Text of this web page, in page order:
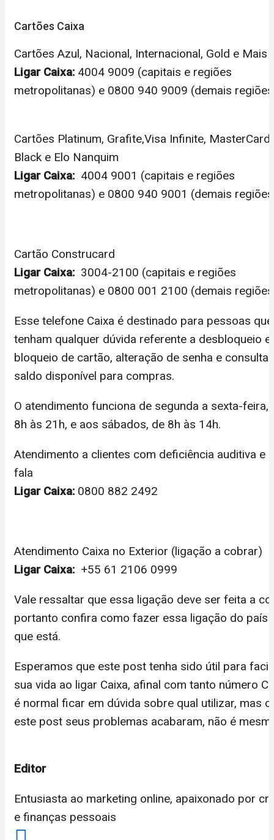
Cartões Caixa
Cartões Azul, Nacional, Internacional, Gold e Mais
Ligar Caixa: 4004 9009 (capitais e regiões
metropolitanas) e 0800 940 9009 (demais
Cartões Platinum, Grafite,Visa Infinite, MasterCard
Black e Elo Nanquim
Ligar Caixa: 4004 9001 (capitais e regiões
metropolitanas) e 0800 940 9001 (demais
Cartão Construcard
Ligar Caixa: 3004-2100 (capitais e regiões
metropolitanas) e 0800 001 2100 (demais
Esse telefone Caixa é destinado para pessoas que
tenham qualquer dúvida referente a desbloqueio e
bloqueio de cartão, alteração de senha e consulta
saldo disponível para compras.
O atendimento funciona de segunda a sexta-feira,
8h às 21h, e aos sábados, de 8h às 14h.
Atendimento a clientes com deficiência auditiva e
fala
Ligar Caixa: 0800 882 2492
Atendimento Caixa no Exterior (ligação a cobrar)
Ligar Caixa: +55 61 2106 0999
Vale ressaltar que essa ligação deve ser feita a
portanto confira como fazer essa ligação do país
que está.
Esperamos que este post tenha sido útil para
sua vida ao ligar Caixa, afinal com tanto número
é normal ficar em dúvida sobre qual utilizar, mas
este post seus problemas acabaram, não é
Editor
Entusiasta ao marketing online, apaixonado por
e finanças pessoais